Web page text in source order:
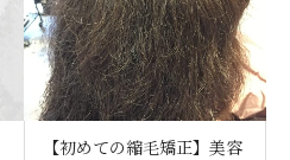
【初めての縮毛矯正】美容